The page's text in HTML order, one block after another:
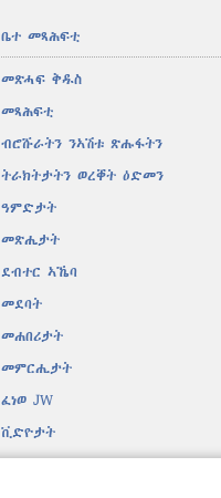
ቤተ መጻሕፍቲ
መጽሓፍ ቅዱስ
መጻሕፍቲ
ብሮሹራትን ንኣሽቱ ጽሑፋትን
ትራክትታትን ወረቐት ዕድመን
ዓምድታት
መጽሔታት
ደብተር ኣኼባ
መደባት
መሐበሪታት
መምርሒታት
ፈነወ JW
ቪድዮታት